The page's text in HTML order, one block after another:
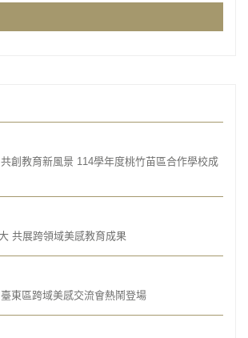
創教育新風景 114學年度桃竹苗區合作學校成
共展跨領域美感教育成果
東區跨域美感交流會熱鬧登場